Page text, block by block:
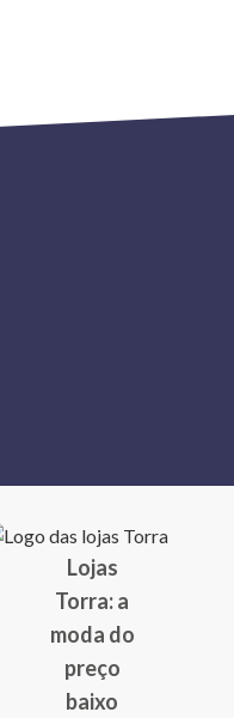
Lojas
Torra: a
moda do
preço
baixo